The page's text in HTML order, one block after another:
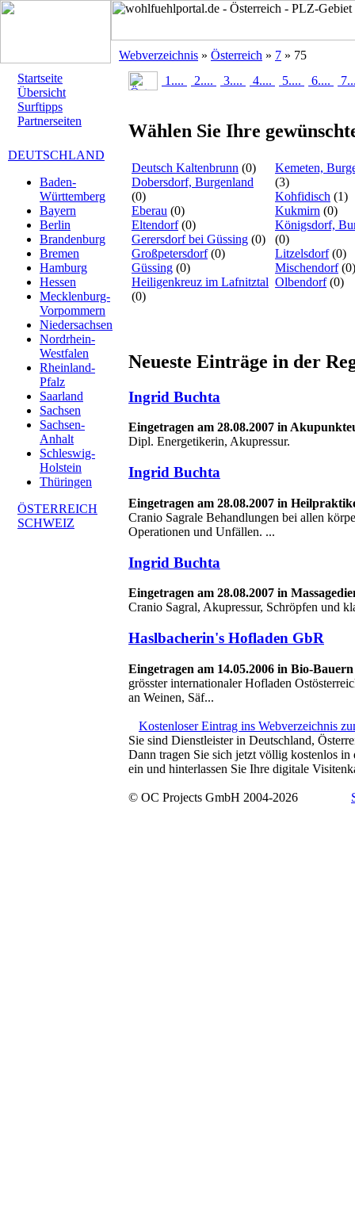
Webverzeichnis » Österreich » 7 » 75
Startseite
Übersicht
Surftipps
Partnerseiten
DEUTSCHLAND
Baden-
Württemberg
Bayern
Berlin
Brandenburg
Bremen
Hamburg
Hessen
Mecklenburg-
Vorpommern
Niedersachsen
Nordrhein-
Westfalen
Rheinland-
Pfalz
Saarland
Sachsen
Sachsen-
Anhalt
Schleswig-
Holstein
Thüringen
ÖSTERREICH
SCHWEIZ
1.... 2.... 3.... 4.... 5.... 6....
Wählen Sie Ihre
Deutsch Kaltenbrunn (0)
Dobersdorf, Burgenland
(0)
Eberau (0)
Eltendorf(0)
Gerersdorf bei Güssing (0)
Großpetersdorf(0)
Güssing (0)
Heiligenkreuz im Lafnitztal
(0)
Kemeten,
(3)
Kohfidisch (1)
Kukmirn (0)
Königsdorf,
(0)
Litzelsdorf(0)
Mischendorf(0)
Olbendorf(0)
Neueste Einträge in der
Ingrid Buchta
Eingetragen am 28.08.2007 in
Dipl. Energetikerin, Akupressur.
Ingrid Buchta
Eingetragen am 28.08.2007 in
Cranio Sagrale Behandlungen bei allen
Operationen und Unfällen. ...
Ingrid Buchta
Eingetragen am 28.08.2007 in
Cranio Sagral, Akupressur, Schröpfen und
Haslbacherin's Hofladen GbR
Eingetragen am 14.05.2006 in Bio-
grösster internationaler Hofladen
an Weinen, Säf...
Kostenloser Eintrag ins Webverzeichnis
Sie sind Dienstleister in Deutschland,
Dann tragen Sie sich jetzt völlig kostenlos
ein und hinterlassen Sie Ihre digitale
© OC Projects GmbH 2004-2026